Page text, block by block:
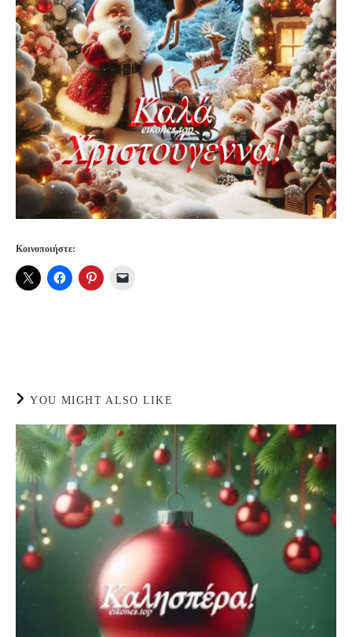
Κοινοποιήστε:
YOU MIGHT ALSO LIKE